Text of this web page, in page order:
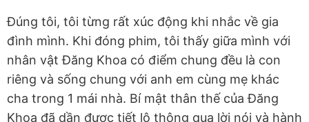
Đúng tôi, tôi từng rất xúc động khi nhắc về gia
đình mình. Khi đóng phim, tôi thấy giữa mình với
nhân vật Đăng Khoa có điểm chung đều là con
riêng và sống chung với anh em cùng mẹ khác
cha trong 1 mái nhà. Bí mật thân thế của Đăng
Khoa đã dần được tiết lộ thông qua lời nói và hành